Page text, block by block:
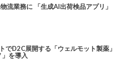
流業務に 「生成AI出荷検品アプリ」
でD2C展開する「ウェルモット製薬」
を導入